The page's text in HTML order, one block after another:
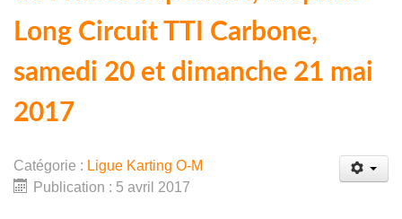
Long Circuit TTI Carbone,
samedi 20 et dimanche 21 mai
2017
Catégorie : Ligue Karting O-M
Publication : 5 avril 2017